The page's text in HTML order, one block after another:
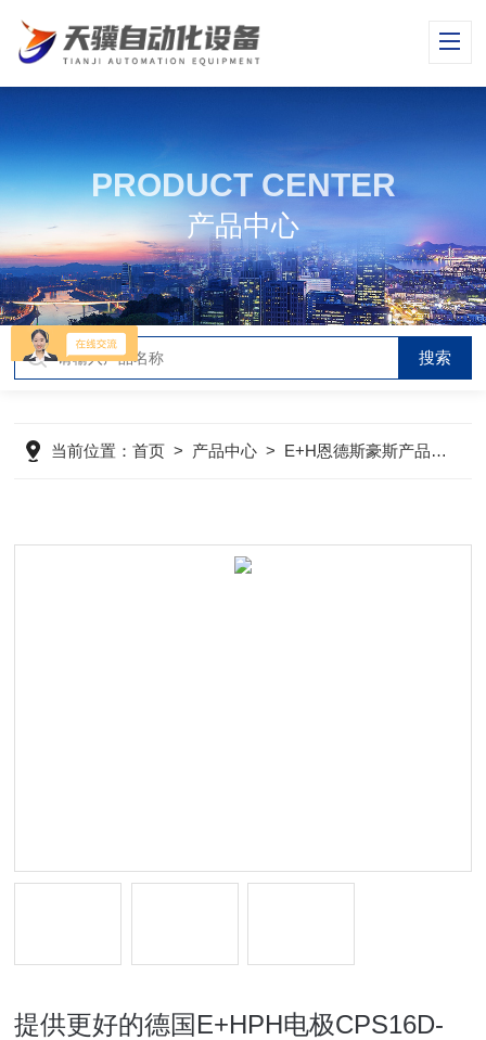
PRODUCT CENTER
产品中心
当前位置：首页 > 产品中心 > E+H恩德斯豪斯产品>
提供更好的德国E+HPH电极CPS16D-